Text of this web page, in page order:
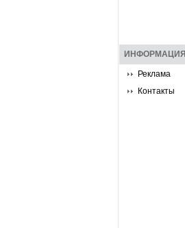
ИНФОРМАЦИЯ
Реклама
Контакты